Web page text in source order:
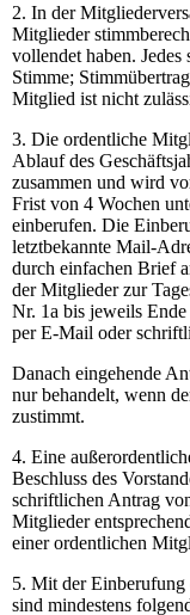
2. In der
Mitglieder
vollendet haben.
Stimme;
Mitglied ist nicht
3. Die ordentliche
Ablauf des
zusammen und wird
Frist von 4 Wochen
einberufen. Die
letztbekannte Mail-
durch einfachen Brief
der Mitglieder zur
Nr. 1a bis jeweils
per E-Mail oder
Danach eingehende
nur behandelt, wenn
zustimmt.
4. Eine
Beschluss des
schriftlichen Antrag
Mitglieder
einer ordentlichen
5. Mit der
sind mindestens